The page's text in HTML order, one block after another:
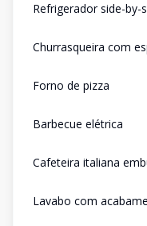
Refrigerador side-by-
Churrasqueira com
Forno de pizza
Barbecue elétrica
Cafeteira italiana
Lavabo com